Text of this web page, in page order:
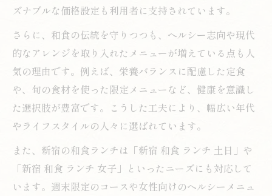
ズナブルな価格設定も利用者に支持されています。
さらに、和食の伝統を守りつつも、ヘルシー志向や現代
的なアレンジを取り入れたメニューが増えている点も人
気の理由です。例えば、栄養バランスに配慮した定食
や、旬の食材を使った限定メニューなど、健康を意識し
た選択肢が豊富です。こうした工夫により、幅広い年代
やライフスタイルの人々に選ばれています。
また、新宿の和食ランチは「新宿 和食 ランチ 土日」や
「新宿 和食 ランチ 女子」といったニーズにも対応して
います。週末限定のコースや女性向けのヘルシーメニュ